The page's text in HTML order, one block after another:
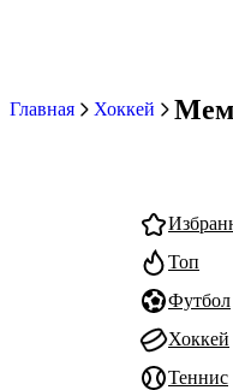
Главная Хоккей
Топ
Футбол
Хоккей
Теннис